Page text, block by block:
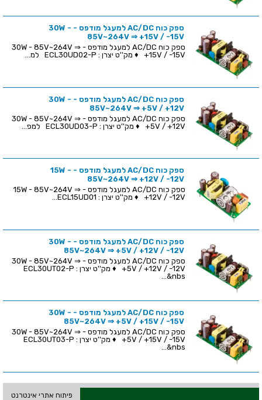
ספק כוח AC/DC למעגל מודפס - 30W -
85V~264V ⇒ +15V / -15V
ספק כוח AC/DC למעגל מודפס - 30W - 85V~264V ⇒
+15V / -15V ♦ מק''ט יצרן : ECL30UD02-P למ...
ספק כוח AC/DC למעגל מודפס - 30W -
85V~264V ⇒ +5V / +12V
ספק כוח AC/DC למעגל מודפס - 30W - 85V~264V ⇒
+5V / +12V ♦ מק''ט יצרן : ECL30UD03-P למפ...
ספק כוח AC/DC למעגל מודפס - 15W -
85V~264V ⇒ +12V / -12V
ספק כוח AC/DC למעגל מודפס - 15W - 85V~264V ⇒
+12V / -12V ♦ מק''ט יצרן : ECL15UD01...
ספק כוח AC/DC למעגל מודפס - 30W -
85V~264V ⇒ +5V / +12V / -12V
ספק כוח AC/DC למעגל מודפס - 30W - 85V~264V ⇒
+5V / +12V / -12V ♦ מק''ט יצרן : ECL30UT02-P
&nbs...
ספק כוח AC/DC למעגל מודפס - 30W -
85V~264V ⇒ +5V / +15V / -15V
ספק כוח AC/DC למעגל מודפס - 30W - 85V~264V ⇒
+5V / +15V / -15V ♦ מק''ט יצרן : ECL30UT03-P
&nbs...
פיתוח אתרי אינטרנט